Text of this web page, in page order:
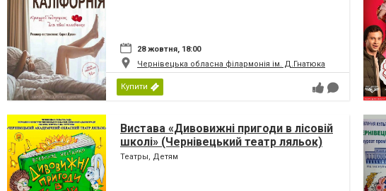
28 жовтня, 18:00
Чернівецька обласна філармонія ім. Д.Гнатюка
Купити
Вистава «Дивовижні пригоди в лісовій
школі» (Чернівецький театр ляльок)
Театры, Детям